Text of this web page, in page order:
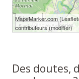
5 km
5 mi
MapsMarker.com(Leaflet/
contributeurs(modifier)
Des doutes,